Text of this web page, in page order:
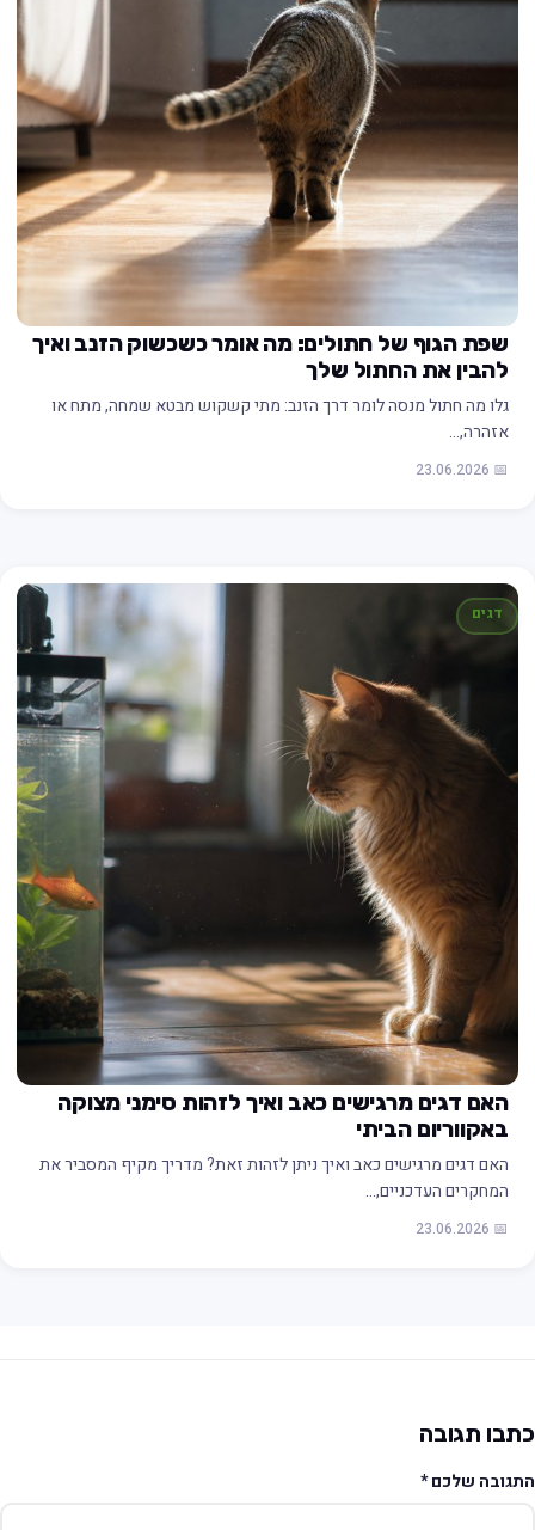
שפת הגוף של חתולים: מה אומר כשכשוק הזנב ואיך
להבין את החתול שלך
גלו מה חתול מנסה לומר דרך הזנב: מתי קשקוש מבטא שמחה, מתח או
אזהרה,…
📅 23.06.2026
דגים
האם דגים מרגישים כאב ואיך לזהות סימני מצוקה
באקווריום הביתי
האם דגים מרגישים כאב ואיך ניתן לזהות זאת? מדריך מקיף המסביר את
המחקרים העדכניים,…
📅 23.06.2026
תגובה
שלכם*